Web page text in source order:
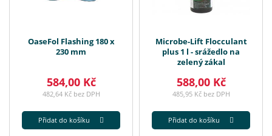
OaseFol Flashing 180 x
230 mm
584,00 Kč
482,64 Kč bez DPH
Přidat do košíku
Microbe-Lift Flocculant
plus 1 l - srážedlo na
zelený zákal
588,00 Kč
485,95 Kč bez DPH
Přidat do košíku